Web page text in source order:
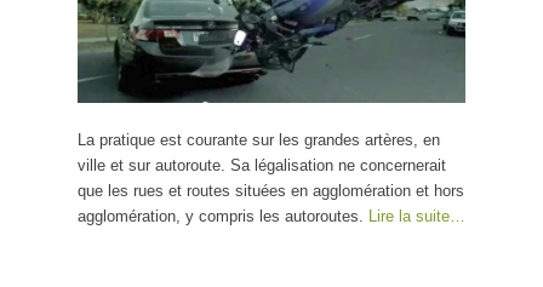
La pratique est courante sur les grandes artères, en
ville et sur autoroute. Sa légalisation ne concernerait
que les rues et routes situées en agglomération et hors
agglomération, y compris les autoroutes. Lire la suite…